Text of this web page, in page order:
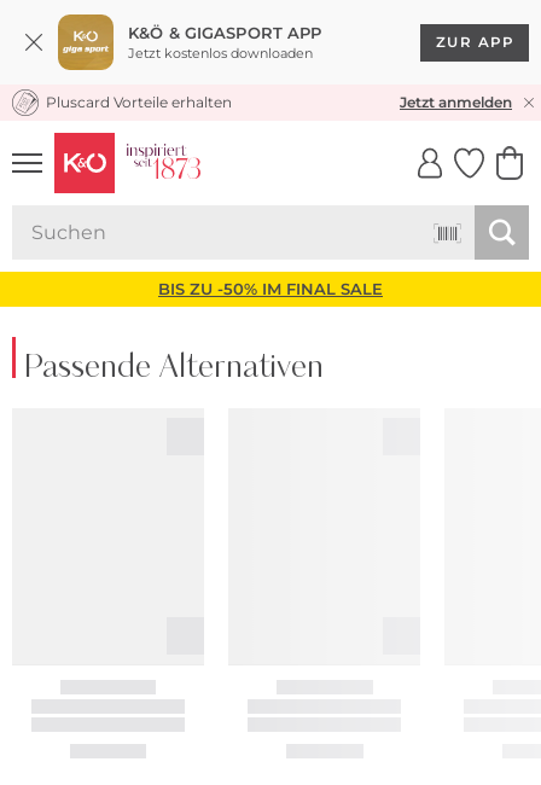
K&Ö & GIGASPORT APP
Jetzt kostenlos downloaden
ZUR APP
KOSTENLOSER VERSAND* & RÜCKVERSAND
Pluscard Vorteile erhalten Jetzt anmelden
UNSERE APP
CLICK &
BIS ZU -50% IM FINAL SALE
Passende Alternativen